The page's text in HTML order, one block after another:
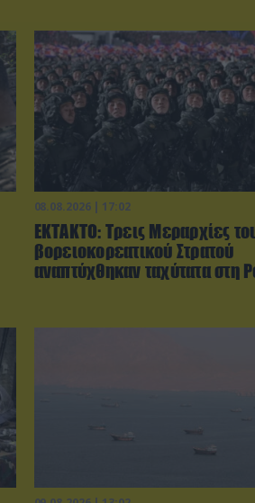
08.08.2026 | 17:02
ΕΚΤΑΚΤΟ: Τρεις Μεραρχίες
βορειοκορεατικού Στρατού
αναπτύχθηκαν ταχύτατα στη